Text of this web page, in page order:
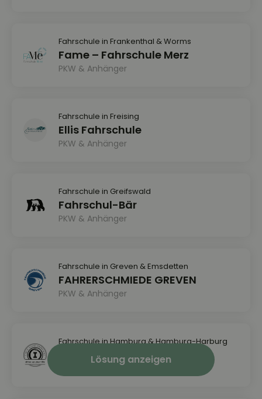
Lösung anzeigen
Fahrschule in Frankenthal & Worms
Fame – Fahrschule Merz
PKW & Anhänger
Fahrschule in Freising
Ellis Fahrschule
PKW & Anhänger
Fahrschule in Greifswald
Fahrschul-Bär
PKW & Anhänger
Fahrschule in Greven & Emsdetten
FAHRERSCHMIEDE GREVEN
PKW & Anhänger
Fahrschule in Hamburg & Hamburg-Harburg
I Drive Intensivfahrschule
PKW & Führerschein ab 17